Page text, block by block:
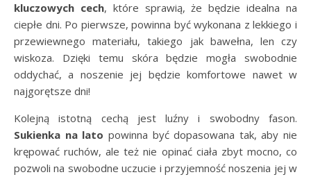
kluczowych cech, które sprawią, że będzie idealna na
ciepłe dni. Po pierwsze, powinna być wykonana z lekkiego i
przewiewnego materiału, takiego jak bawełna, len czy
wiskoza. Dzięki temu skóra będzie mogła swobodnie
oddychać, a noszenie jej będzie komfortowe nawet w
najgorętsze dni!
Kolejną istotną cechą jest luźny i swobodny fason.
Sukienka na lato powinna być dopasowana tak, aby nie
krępować ruchów, ale też nie opinać ciała zbyt mocno, co
pozwoli na swobodne uczucie i przyjemność noszenia jej w